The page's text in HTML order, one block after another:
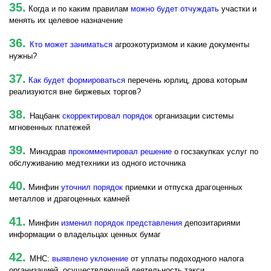
35. Когда и по каким правилам можно будет отчуждать участки и
менять их целевое назначение
36. Кто может заниматься агроэкотуризмом и какие документы
нужны?
37. Как будет формироваться перечень юрлиц, дрова которым
реализуются вне биржевых торгов?
38. Нацбанк скорректировал порядок организации системы
мгновенных платежей
39. Минздрав прокомментировал решение о госзакупках услуг по
обслуживанию медтехники из одного источника
40. Минфин уточнил порядок приемки и отпуска драгоценных
металлов и драгоценных камней
41. Минфин изменил порядок представления депозитариями
информации о владельцах ценных бумаг
42. МНС: выявлено уклонение от уплаты подоходного налога